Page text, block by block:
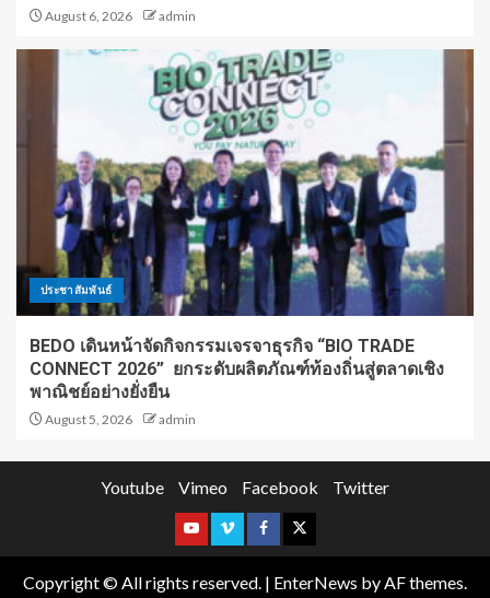
August 6, 2026 admin
ประชาสัมพันธ์
BEDO เดินหน้าจัดกิจกรรมเจรจาธุรกิจ “BIO TRADE
CONNECT 2026” ยกระดับผลิตภัณฑ์ท้องถิ่นสู่ตลาดเชิง
พาณิชย์อย่างยั่งยืน
August 5, 2026 admin
Youtube Vimeo Facebook Twitter
Copyright © All rights reserved. | EnterNews by AF themes.